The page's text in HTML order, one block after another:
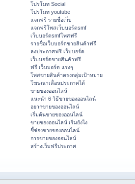
โปรโมท Social
โปรโมท youtube
แจกฟรี รายชื่อเว็บ
แจกฟรีโพสเว็บบอร์ดsmf
เว็บบอร์ดsmfโพสฟรี
รายชื่อเว็บบอร์ดขายสินค้าฟรี
ลงประกาศฟรี เว็บบอร์ด
เว็บบอร์ดขายสินค้าฟรี
ฟรี เว็บบอร์ด แรงๆ
โพสขายสินค้าตรงกลุ่มเป้าหมาย
โฆษณาเลื่อนประกาศได้
ขายของออนไลน์
แนะนำ 6 วิธีขายของออนไลน์
อยากขายของออนไลน์
เริ่มต้นขายของออนไลน์
ขายของออนไลน์ เริ่มยังไง
ชี้ช่องขายของออนไลน์
การขายของออนไลน์
สร้างเว็บฟรีประกาศ